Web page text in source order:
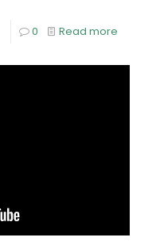
0 Read more